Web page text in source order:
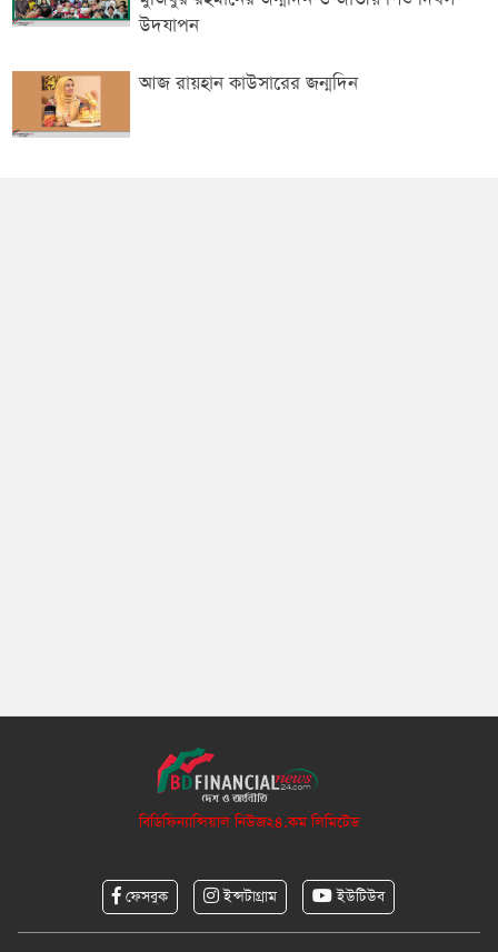
উদযাপন
আজ রায়হান কাউসারের জন্মদিন
বিডিফিন্যান্সিয়াল নিউজ২৪.কম লিমিটেড
ফেসবুক ইন্সটাগ্রাম ইউটিউব